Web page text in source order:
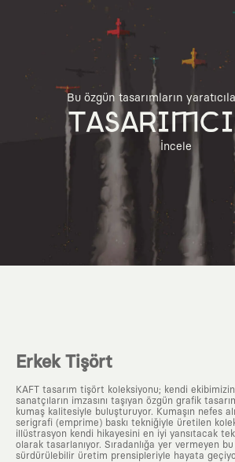
Bu özgün tasarımların
İncele
Erkek Tişört
KAFT tasarım tişört koleksiyonu; kendi ekibimizin
sanatçıların imzasını taşıyan özgün grafik
kumaş kalitesiyle buluşturuyor. Kumaşın nefes
serigrafi (emprime) baskı tekniğiyle üretilen
illüstrasyon kendi hikayesini en iyi yansıtacak
olarak tasarlanıyor. Sıradanlığa yer vermeyen bu
sürdürülebilir üretim prensipleriyle hayata